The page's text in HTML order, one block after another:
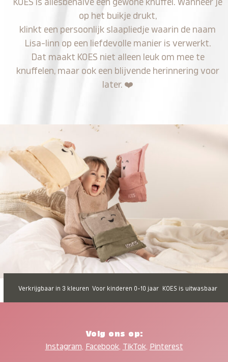
KOES is allesbehalve een gewone knuffel. Wanneer je
op het buikje drukt,
klinkt een persoonlijk slaapliedje waarin de naam
Lisa-linn op een liefdevolle manier is verwerkt.
Dat maakt KOES niet alleen leuk om mee te
knuffelen, maar ook een blijvende herinnering voor
later. ❤️
Verkrijgbaar in 3 kleuren Voor kinderen 0-10 jaar KOES is uitwasbaar
Volg ons op:
Instagram, Facebook, TikTok, Pinterest